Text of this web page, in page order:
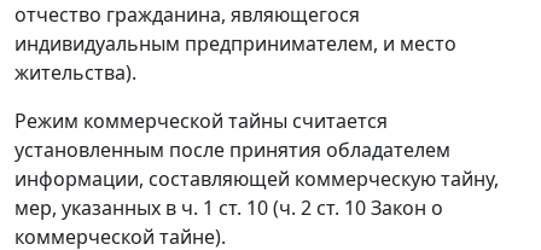
отчество гражданина, являющегося
индивидуальным предпринимателем, и место
жительства).
Режим коммерческой тайны считается
установленным после принятия обладателем
информации, составляющей коммерческую тайну,
мер, указанных в ч. 1 ст. 10 (ч. 2 ст. 10 Закон о
коммерческой тайне).